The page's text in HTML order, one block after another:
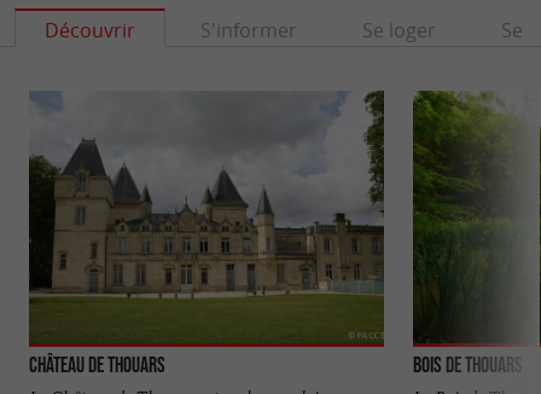
Découvrir S'informer Se loger Se
Château de Thouars Bois de Thouars